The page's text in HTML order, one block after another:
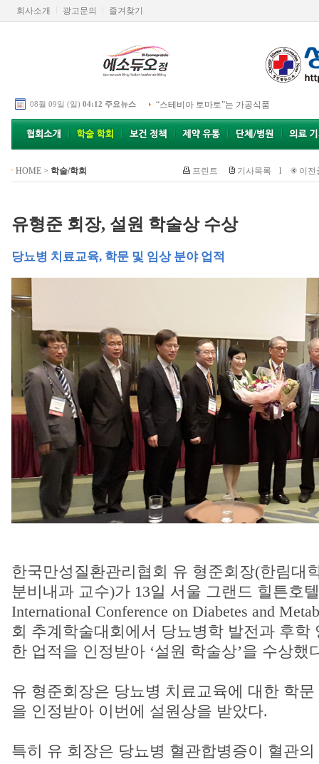
회사소개 광고문의 즐겨찾기
08월 09일 (일) 04:12 주요뉴스 “스테비아 토마토”는 가공식품
HOME> 학술/학회 프린트 기사목록 l 이전
유형준 회장, 설원 학술상 수상
당뇨병 치료교육, 학문 및 임상 분야 업적
한국만성질환관리협회 유 형준회장(한림대
분비내과 교수)가 13일 서울 그랜드 힐튼호
International Conference on Diabetes and
회 추계학술대회에서 당뇨병학 발전과 후학
한 업적을 인정받아 ‘설원 학술상’을 수상했
유 형준회장은 당뇨병 치료교육에 대한 학
을 인정받아 이번에 설원상을 받았다.
특히 유 회장은 당뇨병 혈관합병증이 혈관